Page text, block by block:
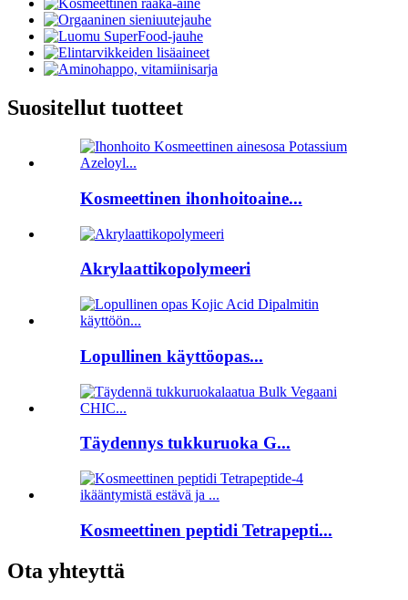
Suositellut tuotteet
Kosmeettinen ihonhoitoaine...
Akrylaattikopolymeeri
Lopullinen käyttöopas...
Täydennys tukkuruoka G...
Kosmeettinen peptidi Tetrapepti...
Ota yhteyttä